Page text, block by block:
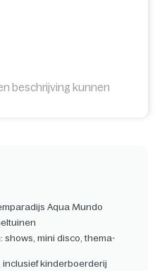
beschrijving kunnen
Aqua Mundo
mini disco, thema-
kinderboerderij